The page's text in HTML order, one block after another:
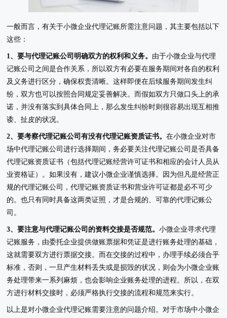
一般而言，有关于小微企业代理记账所需注意问题，其主要包括以下
这些：
1、要与代理记账公司明确双方的权利和义务。 由于小微企业与代理
记账公司之间是合作关系，所以双方有必要在服务期间对各自的权利
及义务进行区分，确保权责清晰。这样即便在后续服务期间发生纠
纷，双方也可以按照合同规定妥善解决。而假如双方只做口头上的承
诺，并没有落实到具体合同上，那么发生纠纷时则很容易出现互相推
诿、扯皮的状况。
2、要考察代理记账公司有没有代理记账资质证书。在小微企业对市
场中代理记账公司进行选择期间，务必要关注代理记账公司是否具备
代理记账资质证书（包括代理记账经营许可证书和相应的会计人员从
业资格证）。如果没有，建议小微企业谨慎选择。因为但凡是经营正
规的代理记账公司，代理记账资质证书和营业许可证都是必不可少
的。也只有同时具备这两类证照，才是合规的、可靠的代理记账公
司。
3、要注意与代理记账公司的资料交接是否规范。小微企业寻求代理
记账服务，由委托企业提供做账票据和凭证是进行账务处理的基础，
这就需要双方进行票据交接。而在交接的过程中，办理手续必须合乎
标准，否则，一旦产生材料丢失或是损毁的状况，则会为小微企业账
务处理带来一系列麻烦，也会影响企业账务处理的进程。所以，在双
方进行材料交接时，必须严格执行交接的流程和规范来实行。
以上是对小微企业代理记账需要注意的问题介绍。对于市场中小微企